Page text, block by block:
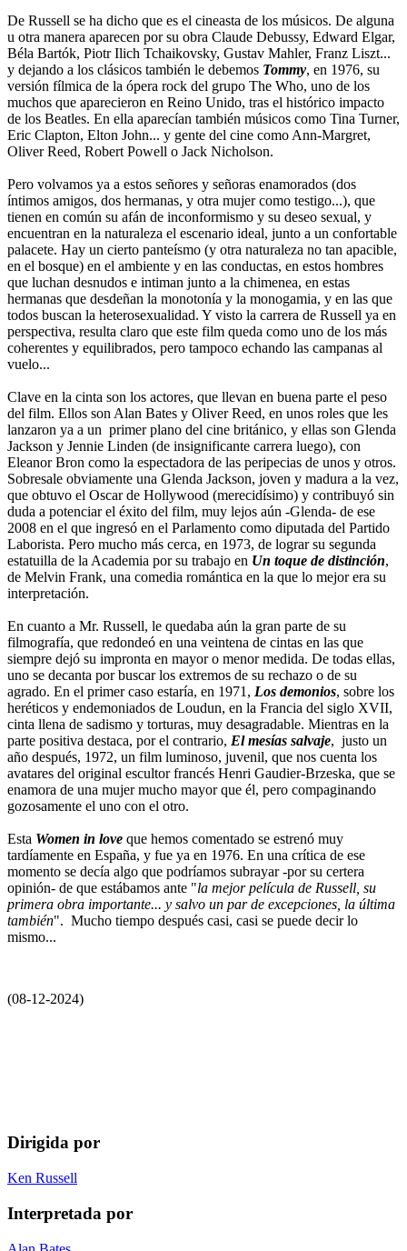
De Russell se ha dicho que es el cineasta de los músicos. De alguna
u otra manera aparecen por su obra Claude Debussy, Edward Elgar,
Béla Bartók, Piotr Ilich Tchaikovsky, Gustav Mahler, Franz Liszt...
y dejando a los clásicos también le debemos Tommy, en 1976, su
versión fílmica de la ópera rock del grupo The Who, uno de los
muchos que aparecieron en Reino Unido, tras el histórico impacto
de los Beatles. En ella aparecían también músicos como Tina Turner,
Eric Clapton, Elton John... y gente del cine como Ann-Margret,
Oliver Reed, Robert Powell o Jack Nicholson.
Pero volvamos ya a estos señores y señoras enamorados (dos
íntimos amigos, dos hermanas, y otra mujer como testigo...), que
tienen en común su afán de inconformismo y su deseo sexual, y
encuentran en la naturaleza el escenario ideal, junto a un confortable
palacete. Hay un cierto panteísmo (y otra naturaleza no tan apacible,
en el bosque) en el ambiente y en las conductas, en estos hombres
que luchan desnudos e intiman junto a la chimenea, en estas
hermanas que desdeñan la monotonía y la monogamia, y en las que
todos buscan la heterosexualidad. Y visto la carrera de Russell ya en
perspectiva, resulta claro que este film queda como uno de los más
coherentes y equilibrados, pero tampoco echando las campanas al
vuelo...
Clave en la cinta son los actores, que llevan en buena parte el peso
del film. Ellos son Alan Bates y Oliver Reed, en unos roles que les
lanzaron ya a un primer plano del cine británico, y ellas son Glenda
Jackson y Jennie Linden (de insignificante carrera luego), con
Eleanor Bron como la espectadora de las peripecias de unos y otros.
Sobresale obviamente una Glenda Jackson, joven y madura a la vez,
que obtuvo el Oscar de Hollywood (merecidísimo) y contribuyó sin
duda a potenciar el éxito del film, muy lejos aún -Glenda- de ese
2008 en el que ingresó en el Parlamento como diputada del Partido
Laborista. Pero mucho más cerca, en 1973, de lograr su segunda
estatuilla de la Academia por su trabajo en Un toque de distinción,
de Melvin Frank, una comedia romántica en la que lo mejor era su
interpretación.
En cuanto a Mr. Russell, le quedaba aún la gran parte de su
filmografía, que redondeó en una veintena de cintas en las que
siempre dejó su impronta en mayor o menor medida. De todas ellas,
uno se decanta por buscar los extremos de su rechazo o de su
agrado. En el primer caso estaría, en 1971, Los demonios, sobre los
heréticos y endemoniados de Loudun, en la Francia del siglo XVII,
cinta llena de sadismo y torturas, muy desagradable. Mientras en la
parte positiva destaca, por el contrario, El mesías salvaje, justo un
año después, 1972, un film luminoso, juvenil, que nos cuenta los
avatares del original escultor francés Henri Gaudier-Brzeska, que se
enamora de una mujer mucho mayor que él, pero compaginando
gozosamente el uno con el otro.
Esta Women in love que hemos comentado se estrenó muy
tardíamente en España, y fue ya en 1976. En una crítica de ese
momento se decía algo que podríamos subrayar -por su certera
opinión- de que estábamos ante "la mejor película de Russell, su
primera obra importante... y salvo un par de excepciones, la última
también". Mucho tiempo después casi, casi se puede decir lo
mismo...
(08-12-2024)
Dirigida por
Ken Russell
Interpretada por